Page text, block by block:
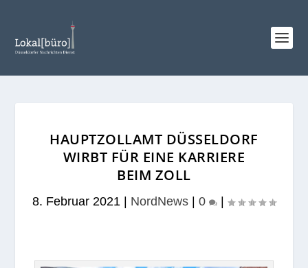
HAUPTZOLLAMT DÜSSELDORF
WIRBT FÜR EINE KARRIERE
BEIM ZOLL
8. Februar 2021 NordNews 0